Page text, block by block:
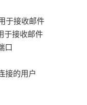
于接收邮件
于接收邮件
口
接的用户